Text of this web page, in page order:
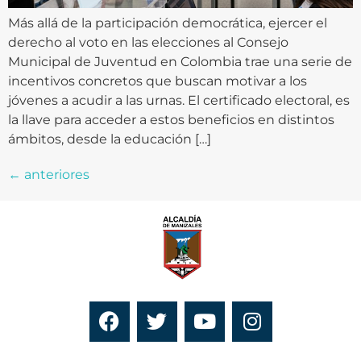
Más allá de la participación democrática, ejercer el
derecho al voto en las elecciones al Consejo
Municipal de Juventud en Colombia trae una serie de
incentivos concretos que buscan motivar a los
jóvenes a acudir a las urnas. El certificado electoral, es
la llave para acceder a estos beneficios en distintos
ámbitos, desde la educación […]
← anteriores